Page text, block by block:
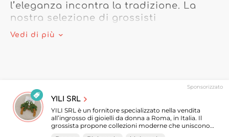
l’eleganza incontra la tradizione. La
nostra selezione di grossisti
specializzati in abiti lunghi offre una
I grossisti di abiti lunghi in Germania si
distinguono per il loro eccezionale
know-how e l’attenzione ai dettagli. Che
tu sia interessato ad abiti da sera, da
Vedi di più
Sponsorizzato
YILI SRL
YILI SRL è un fornitore specializzato nella vendita
all’ingrosso di gioielli da donna a Roma, in Italia. Il
grossista propone collezioni moderne che uniscono